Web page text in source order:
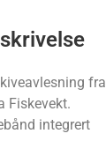
Fiskevekt.
integrert